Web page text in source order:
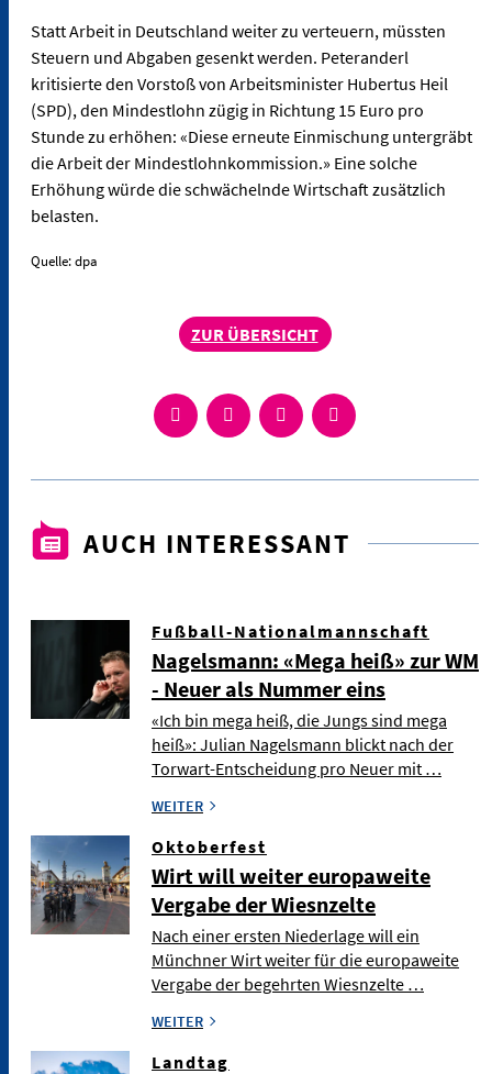
Statt Arbeit in Deutschland weiter zu verteuern, müssten
Steuern und Abgaben gesenkt werden. Peteranderl
kritisierte den Vorstoß von Arbeitsminister Hubertus Heil
(SPD), den Mindestlohn zügig in Richtung 15 Euro pro
Stunde zu erhöhen: «Diese erneute Einmischung untergräbt
die Arbeit der Mindestlohnkommission.» Eine solche
Erhöhung würde die schwächelnde Wirtschaft zusätzlich
belasten.
Quelle: dpa
ZUR ÜBERSICHT
AUCH INTERESSANT
Fußball-Nationalmannschaft
Nagelsmann: «Mega heiß» zur WM
- Neuer als Nummer eins
«Ich bin mega heiß, die Jungs sind mega
heiß»: Julian Nagelsmann blickt nach der
Torwart-Entscheidung pro Neuer mit …
WEITER
Oktoberfest
Wirt will weiter europaweite
Vergabe der Wiesnzelte
Nach einer ersten Niederlage will ein
Münchner Wirt weiter für die europaweite
Vergabe der begehrten Wiesnzelte …
WEITER
Landtag